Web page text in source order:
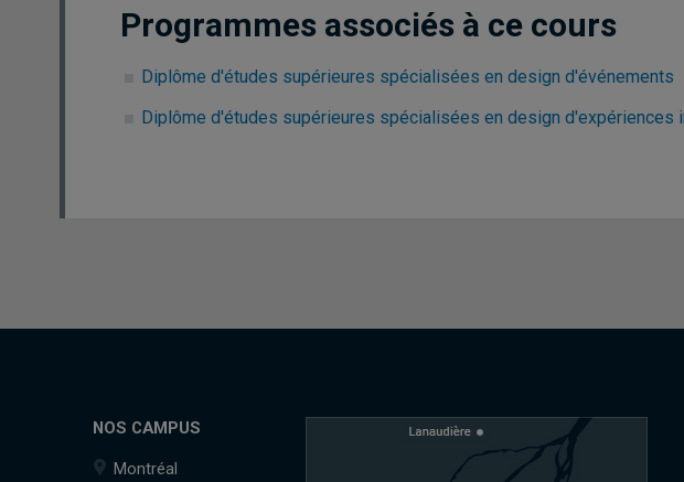
Programmes associés à ce cours
Diplôme d'études supérieures spécialisées en design d'événements
Diplôme d'études supérieures spécialisées en design d'expériences
NOS CAMPUS
Montréal